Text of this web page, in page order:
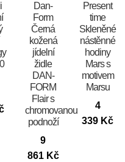
​​​​​Dan-
Form
Černá
kožená
jídelní
židle
DAN-
FORM
Flair s
chromovanou
podnoží
9
861 Kč
Present
time
Skleněné
nástěnné
hodiny
Mars s
motivem
Marsu
4
339 Kč